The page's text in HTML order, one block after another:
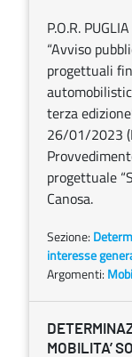
P.O.R.
“Avviso
progettuali
terza
26/01/2023
progettuale
Canosa.
Sezione:
interesse
Argomenti:
MOBILITA’